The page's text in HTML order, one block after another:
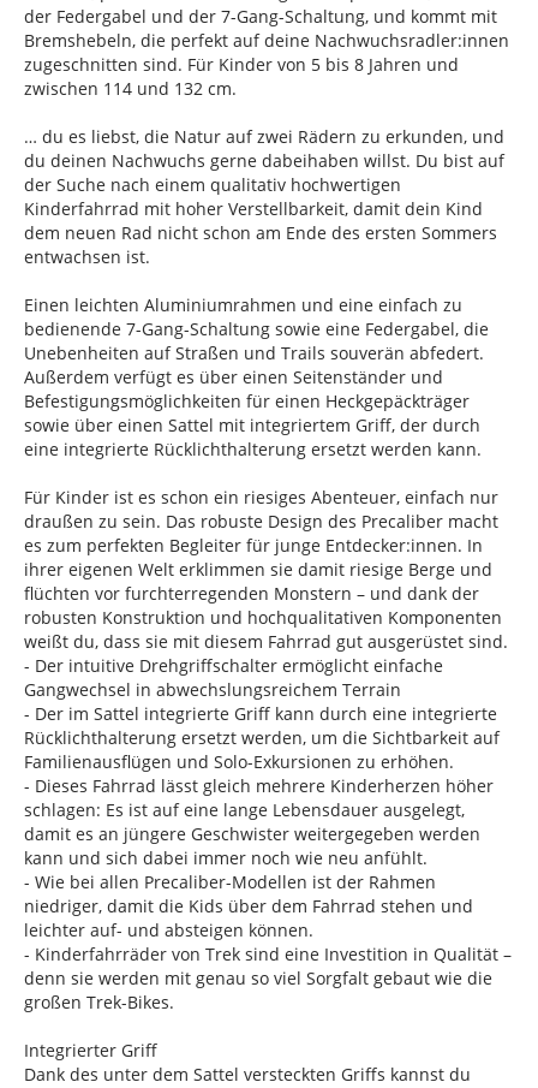
der Federgabel und der 7-Gang-Schaltung, und kommt mit
Bremshebeln, die perfekt auf deine Nachwuchsradler:innen
zugeschnitten sind. Für Kinder von 5 bis 8 Jahren und
zwischen 114 und 132 cm.
… du es liebst, die Natur auf zwei Rädern zu erkunden, und
du deinen Nachwuchs gerne dabeihaben willst. Du bist auf
der Suche nach einem qualitativ hochwertigen
Kinderfahrrad mit hoher Verstellbarkeit, damit dein Kind
dem neuen Rad nicht schon am Ende des ersten Sommers
entwachsen ist.
Einen leichten Aluminiumrahmen und eine einfach zu
bedienende 7-Gang-Schaltung sowie eine Federgabel, die
Unebenheiten auf Straßen und Trails souverän abfedert.
Außerdem verfügt es über einen Seitenständer und
Befestigungsmöglichkeiten für einen Heckgepäckträger
sowie über einen Sattel mit integriertem Griff, der durch
eine integrierte Rücklichthalterung ersetzt werden kann.
Für Kinder ist es schon ein riesiges Abenteuer, einfach nur
draußen zu sein. Das robuste Design des Precaliber macht
es zum perfekten Begleiter für junge Entdecker:innen. In
ihrer eigenen Welt erklimmen sie damit riesige Berge und
flüchten vor furchterregenden Monstern – und dank der
robusten Konstruktion und hochqualitativen Komponenten
weißt du, dass sie mit diesem Fahrrad gut ausgerüstet sind.
- Der intuitive Drehgriffschalter ermöglicht einfache
Gangwechsel in abwechslungsreichem Terrain
- Der im Sattel integrierte Griff kann durch eine integrierte
Rücklichthalterung ersetzt werden, um die Sichtbarkeit auf
Familienausflügen und Solo-Exkursionen zu erhöhen.
- Dieses Fahrrad lässt gleich mehrere Kinderherzen höher
schlagen: Es ist auf eine lange Lebensdauer ausgelegt,
damit es an jüngere Geschwister weitergegeben werden
kann und sich dabei immer noch wie neu anfühlt.
- Wie bei allen Precaliber-Modellen ist der Rahmen
niedriger, damit die Kids über dem Fahrrad stehen und
leichter auf- und absteigen können.
- Kinderfahrräder von Trek sind eine Investition in Qualität –
denn sie werden mit genau so viel Sorgfalt gebaut wie die
großen Trek-Bikes.
Integrierter Griff
Dank des unter dem Sattel versteckten Griffs kannst du